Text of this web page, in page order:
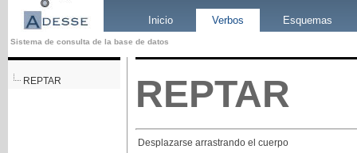
Inicio Verbos Esquemas
Sistema de consulta de la base de datos
REPTAR REPTAR
Desplazarse arrastrando el cuerpo